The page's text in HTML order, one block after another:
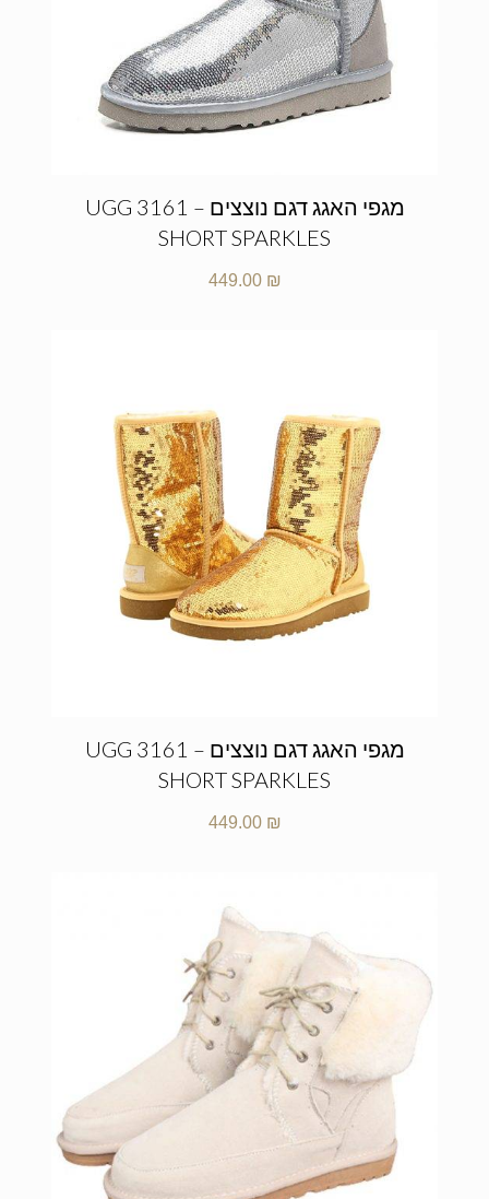
מגפי האגג דגם נוצצים – UGG 3161
SHORT SPARKLES
449.00 ₪
מגפי האגג דגם נוצצים – UGG 3161
SHORT SPARKLES
449.00 ₪